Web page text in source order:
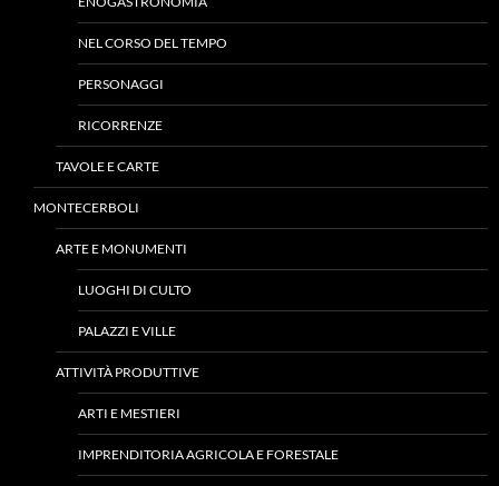
NEL CORSO DEL TEMPO
PERSONAGGI
RICORRENZE
TAVOLE E CARTE
MONTECERBOLI
ARTE E MONUMENTI
LUOGHI DI CULTO
PALAZZI E VILLE
ATTIVITÀ PRODUTTIVE
ARTI E MESTIERI
IMPRENDITORIA AGRICOLA E FORESTALE